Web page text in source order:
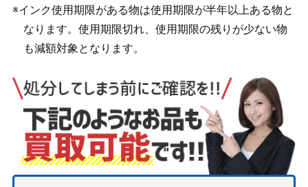
※インク使用期限がある物は使用期限が半年以上ある物と
なります。使用期限切れ、使用期限の残りが少ない物
も減額対象となります。